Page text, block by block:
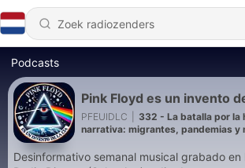
Podcasts
Pink Floyd es un invento
PFEUIDLC
332 - La batalla por la
narrativa: migrantes, pandemias y
Desinformativo semanal musical grabado